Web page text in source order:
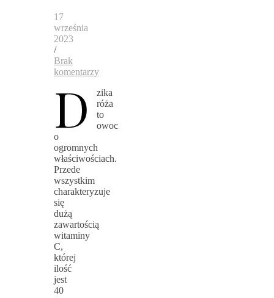
17
września
2023
/
Brak
komentarzy
D
zika
róża
to
owoc
o
ogromnych
właściwościach.
Przede
wszystkim
charakteryzuje
się
dużą
zawartością
witaminy
C,
której
ilość
jest
40